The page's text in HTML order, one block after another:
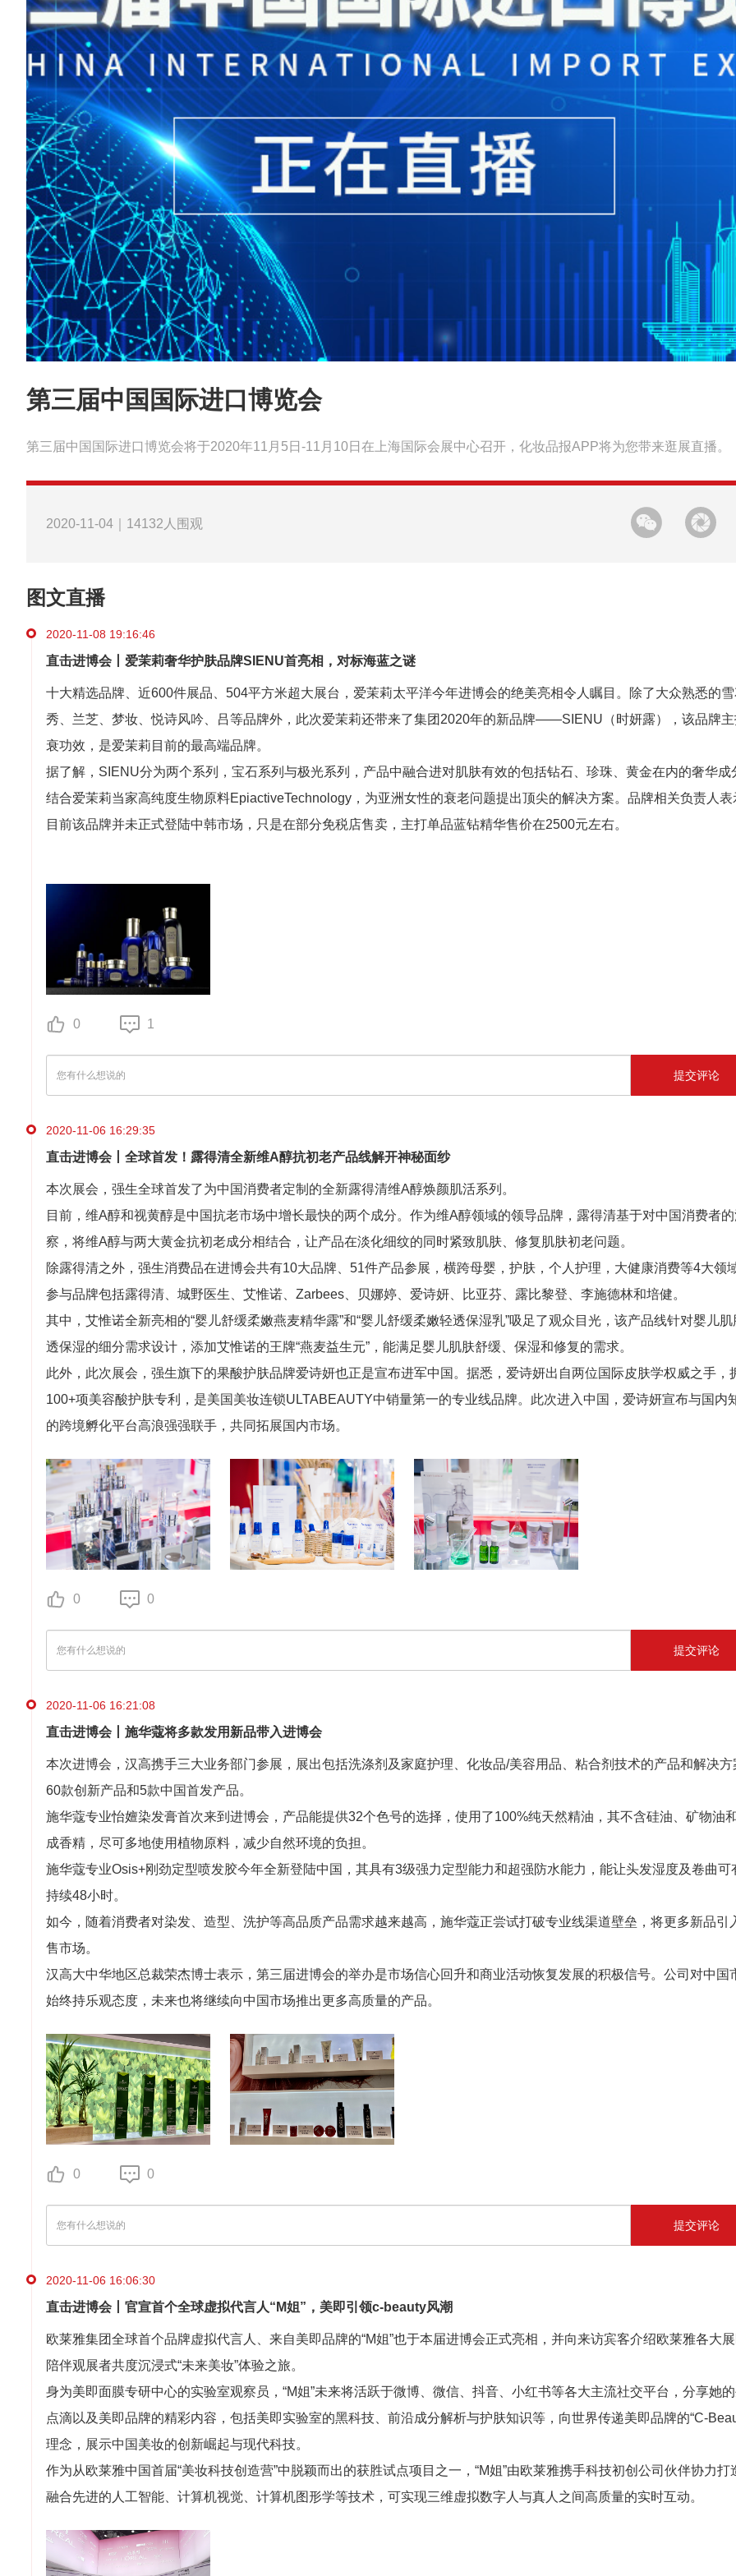
第三届中国国际进口博览会
第三届中国国际进口博览会将于2020年11月5日-11月10日在上海国际会展中心召开，化妆品报APP将为您带来逛展直播。
2020-11-04｜14132人围观
图文直播
2020-11-08 19:16:46
直击进博会丨爱茉莉奢华护肤品牌SIENU首亮相，对标海蓝之谜
十大精选品牌、近600件展品、 504平方米超大展台，爱茉莉太平洋今年进博会的绝美亮相令人瞩目。除了大众熟悉的
秀、兰芝、梦妆、悦诗风吟、吕等品牌外，此次爱茉莉还带来了集团 2020年的新品牌——SIENU （时妍露），该品牌
衰功效，是爱茉莉目前的最高端品牌。
据了解，SIENU分为两个系列，宝石系列与极光系列，产品中融合进对肌肤有效的包括钻石、珍珠、黄金在内的奢华成
结合爱茉莉当家高纯度生物原料EpiactiveTechnology ，为亚洲女性的衰老问题提出顶尖的解决方案。品牌相关负责人表
目前该品牌并未正式登陆中韩市场，只是在部分免税店售卖，主打单品蓝钻精华售价在2500元左右。
0 1
提交评论
2020-11-06 16:29:35
直击进博会丨全球首发！露得清全新维A醇抗初老产品线解开神秘面纱
本次展会，强生全球首发了为中国消费者定制的全新露得清维A醇焕颜肌活系列。
目前，维A醇和视黄醇是中国抗老市场中增长最快的两个成分。作为维A醇领域的领导品牌，露得清基于对中国消费者的
察，将维A醇与两大黄金抗初老成分相结合，让产品在淡化细纹的同时紧致肌肤、修复肌肤初老问题。
除露得清之外，强生消费品在进博会共有10大品牌、51件产品参展，横跨母婴，护肤，个人护理，大健康消费等4大领
参与品牌包括露得清、城野医生、艾惟诺、Zarbees、贝娜婷、爱诗妍、比亚芬、露比黎登、李施德林和培健。
其中，艾惟诺全新亮相的“婴儿舒缓柔嫩燕麦精华露”和“婴儿舒缓柔嫩轻透保湿乳”吸足了观众目光，该产品线针对婴儿肌
透保湿的细分需求设计，添加艾惟诺的王牌“燕麦益生元”，能满足婴儿肌肤舒缓、保湿和修复的需求。
此外，此次展会，强生旗下的果酸护肤品牌爱诗妍也正是宣布进军中国。据悉，爱诗妍出自两位国际皮肤学权威之手，
100+项美容酸护肤专利，是美国美妆连锁ULTABEAUTY中销量第一的专业线品牌。此次进入中国，爱诗妍宣布与国内
的跨境孵化平台高浪强强联手，共同拓展国内市场。
0 0
提交评论
2020-11-06 16:21:08
直击进博会丨施华蔻将多款发用新品带入进博会
本次进博会，汉高携手三大业务部门参展，展出包括洗涤剂及家庭护理、化妆品/美容用品、粘合剂技术的产品和解决方
60款创新产品和5款中国首发产品。
施华蔻专业怡嬗染发膏首次来到进博会，产品能提供32个色号的选择，使用了100%纯天然精油，其不含硅油、矿物油
成香精，尽可多地使用植物原料，减少自然环境的负担。
施华蔻专业Osis+刚劲定型喷发胶今年全新登陆中国，其具有3级强力定型能力和超强防水能力，能让头发湿度及卷曲可
持续48小时。
如今，随着消费者对染发、造型、洗护等高品质产品需求越来越高，施华蔻正尝试打破专业线渠道壁垒，将更多新品引
售市场。
汉高大中华地区总裁荣杰博士表示，第三届进博会的举办是市场信心回升和商业活动恢复发展的积极信号。公司对中国
始终持乐观态度，未来也将继续向中国市场推出更多高质量的产品。
0 0
提交评论
2020-11-06 16:06:30
直击进博会丨官宣首个全球虚拟代言人“M姐”，美即引领c-beauty风潮
欧莱雅集团全球首个品牌虚拟代言人、来自美即品牌的“M姐”也于本届进博会正式亮相，并向来访宾客介绍欧莱雅各大展
陪伴观展者共度沉浸式“未来美妆”体验之旅。
身为美即面膜专研中心的实验室观察员，“M姐”未来将活跃于微博、微信、抖音、小红书等各大主流社交平台，分享她
点滴以及美即品牌的精彩内容，包括美即实验室的黑科技、前沿成分解析与护肤知识等，向世界传递美即品牌的“C-
理念，展示中国美妆的创新崛起与现代科技。
作为从欧莱雅中国首届“美妆科技创造营”中脱颖而出的获胜试点项目之一，“M姐”由欧莱雅携手科技初创公司伙伴协力打
融合先进的人工智能、计算机视觉、计算机图形学等技术，可实现三维虚拟数字人与真人之间高质量的实时互动。